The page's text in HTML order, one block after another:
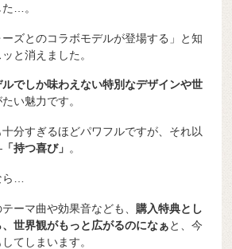
…。
ズとのコラボモデルが登場する」と知
と消えました。
ルでしか味わえない特別なデザインや世
い魅力です。
分すぎるほどパワフルですが、それ以
「持つ喜び」 。
…
ーマ曲や効果音なども、 購入特典とし
世界観がもっと広がるのになぁと、今
てしまいます。